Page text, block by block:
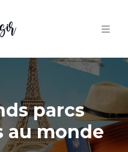
parcs
au monde